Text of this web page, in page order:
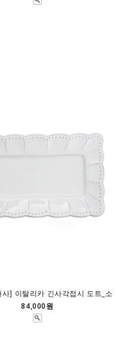
] 이탈리카 긴사각접시 도트_소
84,000원